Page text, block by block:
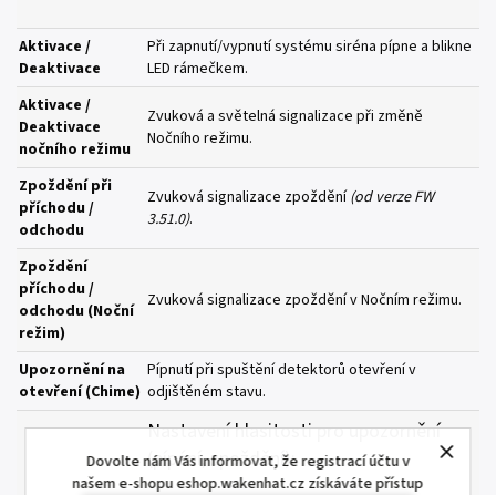
Dovolte nám Vás informovat, že registrací účtu v
našem e-shopu eshop.wakenhat.cz získáváte přístup
Aktivace /
Deaktivace
Při zapnutí/vypnutí systému siréna pípne a blikne
LED rámečkem.
Aktivace /
Deaktivace
nočního režimu
Zvuková a světelná signalizace při změně
Nočního režimu.
Zpoždění při
příchodu /
odchodu
Zvuková signalizace zpoždění(od verze FW
3.51.0).
Zpoždění
příchodu /
odchodu (Noční
režim)
Zvuková signalizace zpoždění v Nočním režimu.
Upozornění na
otevření (Chime)
Pípnutí při spuštění detektorů otevření v
odjištěném stavu.
Nastavení hlasitosti pro upozornění
(pípání, zpoždění):